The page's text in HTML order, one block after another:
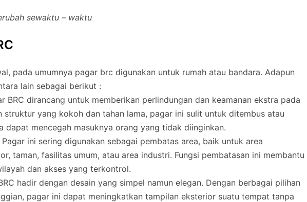
sewaktu – waktu
pada umumnya pagar brc digunakan untuk rumah atau bandara. Adapun
lain sebagai berikut :
BRC dirancang untuk memberikan perlindungan dan keamanan ekstra pada
struktur yang kokoh dan tahan lama, pagar ini sulit untuk ditembus atau
dapat mencegah masuknya orang yang tidak diinginkan.
Pagar ini sering digunakan sebagai pembatas area, baik untuk area
taman, fasilitas umum, atau area industri. Fungsi pembatasan ini membantu
dan akses yang terkontrol.
hadir dengan desain yang simpel namun elegan. Dengan berbagai pilihan
pagar ini dapat meningkatkan tampilan eksterior suatu tempat tanpa